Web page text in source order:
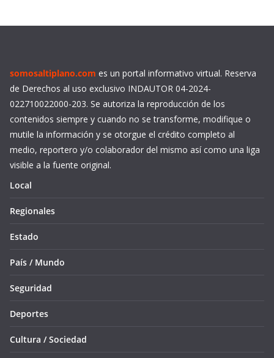
somosaltiplano.com es un portal informativo virtual. Reserva
de Derechos al uso exclusivo INDAUTOR 04-2024-
022710022000-203. Se autoriza la reproducción de los
contenidos siempre y cuando no se transforme, modifique o
mutile la información y se otorgue el crédito completo al
medio, reportero y/o colaborador del mismo así como una liga
visible a la fuente original.
Local
Regionales
Estado
País / Mundo
Seguridad
Deportes
Cultura / Sociedad